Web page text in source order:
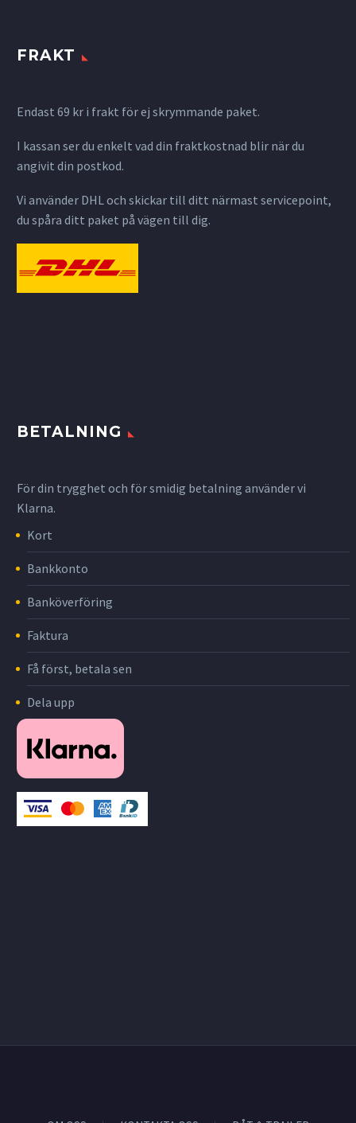
FRAKT
Endast 69 kr i frakt för ej skrymmande paket.
I kassan ser du enkelt vad din fraktkostnad blir när du
angivit din postkod.
Vi använder DHL och skickar till ditt närmast servicepoint,
du spåra ditt paket på vägen till dig.
BETALNING
För din trygghet och för smidig betalning använder vi
Klarna.
Kort
Bankkonto
Banköverföring
Faktura
Få först, betala sen
Dela upp